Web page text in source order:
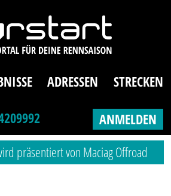
ADRESSEN
STRECKEN
ANMELDEN
präsentiert von Maciag Offroad